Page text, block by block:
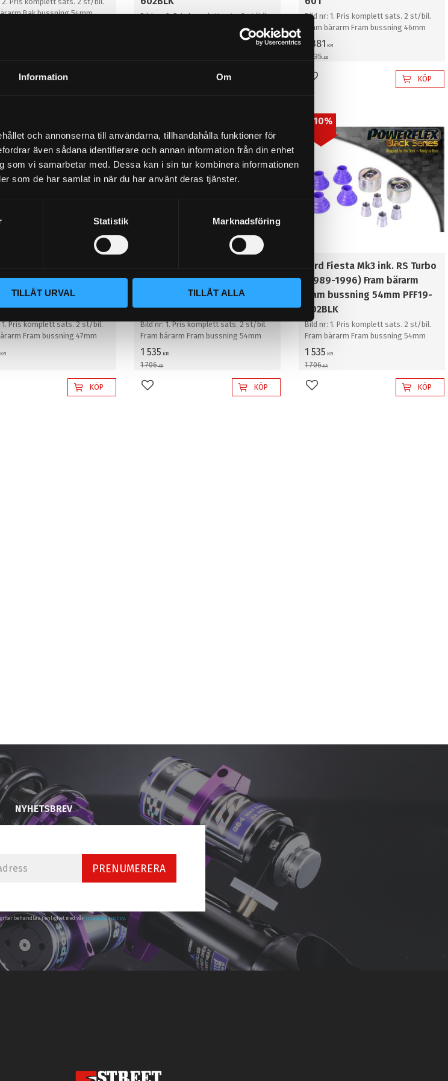
Information Om
och annonserna till användarna, tillhandahålla funktioner för
även sådana identifierare och annan information från din enhet
som vi samarbetar med. Dessa kan i sin tur kombinera informationen
som de har samlat in när du har använt deras tjänster.
Statistik Marknadsföring
TILLÅT URVAL TILLÅT ALLA
Bak bussning 54mm
till i favoriter
Bild nr: 2. Pris komplett sats. 2 st/bil.
Fram bärarm Bak bussning 54mm
Lägg till i favoriter
Bild nr: 1. Pris komplett sats. 2 st/bil.
Fram bärarm Fram bussning 46mm
1 381 KR
1 535KR
Lägg till i favoriter KÖP
1996) Fram bärarm
bussning 47mm PFF19-
1. Pris komplett sats. 2 st/bil.
Fram bussning 47mm
KR
till i favoriter KÖP
(1989-1996) Fram bärarm
Fram bussning 54mm PFF19-
602
Bild nr: 1. Pris komplett sats. 2 st/bil.
Fram bärarm Fram bussning 54mm
1 535 KR
1 706KR
Lägg till i favoriter KÖP
Ford Fiesta Mk3 ink. RS Turbo
(1989-1996) Fram bärarm
Fram bussning 54mm PFF19-
602BLK
Bild nr: 1. Pris komplett sats. 2 st/bil.
Fram bärarm Fram bussning 54mm
1 535 KR
1 706KR
10%
Lägg till i favoriter KÖP
NYHETSBREV
PRENUMERERA
behandlas i enlighet med vår integritetspolicy